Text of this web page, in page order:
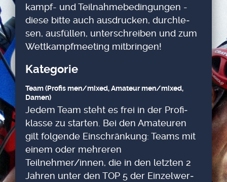
kampf- und Teil­nah­me­be­din­gun­gen -
die­se bit­te auch aus­dru­cken, durch­le­
sen, aus­fül­len, unter­schrei­ben und zum
Wett­kampf­mee­ting mit­brin­gen!
Kate­go­rie
Team (Pro­fis men/mixed, Ama­teur men/mixed,
Damen)
Jedem Team steht es frei in der Pro­fi­
klas­se zu star­ten. Bei den Ama­teu­ren
gilt fol­gen­de Ein­schrän­kung: Teams mit
einem oder meh­re­ren
Teilnehmer/innen, die in den letz­ten 2
Jah­ren unter den TOP 5 der Ein­zel­wer­